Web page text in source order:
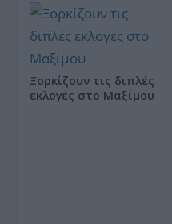
Ξορκίζουν τις διπλές
εκλογές στο Μαξίμου